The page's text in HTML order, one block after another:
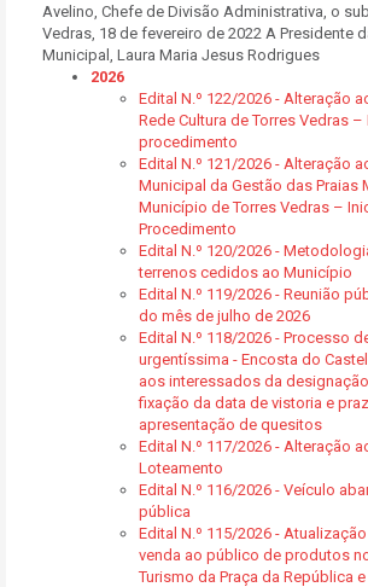
Avelino, Chefe de Divisão Administrativa, o
Vedras, 18 de fevereiro de 2022 A Presidente
Municipal, Laura Maria Jesus Rodrigues
2026
Edital N.º 122/2026 - Alteração
Rede Cultura de Torres Vedras
procedimento
Edital N.º 121/2026 - Alteração
Municipal da Gestão das Praias
Município de Torres Vedras –
Procedimento
Edital N.º 120/2026 -
terrenos cedidos ao Município
Edital N.º 119/2026 - Reunião
do mês de julho de 2026
Edital N.º 118/2026 - Processo
urgentíssima - Encosta do
aos interessados da
fixação da data de vistoria e
apresentação de quesitos
Edital N.º 117/2026 - Alteração
Loteamento
Edital N.º 116/2026 - Veículo
pública
Edital N.º 115/2026 -
venda ao público de produtos
Turismo da Praça da República